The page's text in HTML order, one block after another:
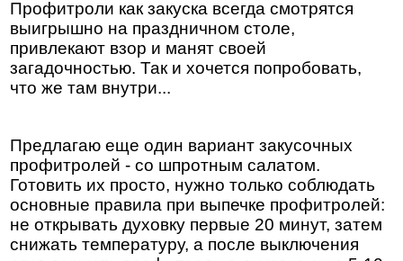
Профитроли как закуска всегда смотрятся
выигрышно на праздничном столе,
привлекают взор и манят своей
загадочностью. Так и хочется попробовать,
что же там внутри...
Предлагаю еще один вариант закусочных
профитролей - со шпротным салатом.
Готовить их просто, нужно только соблюдать
основные правила при выпечке профитролей:
не открывать духовку первые 20 минут, затем
снижать температуру, а после выключения